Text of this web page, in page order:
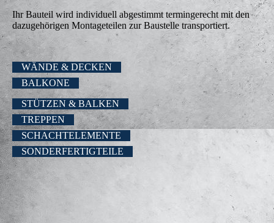
Ihr Bauteil wird individuell ab­ge­stimmt termin­gerecht mit den
dazugehörigen Montage­­teilen zur Bau­stelle transportiert.
WÄNDE & DECKEN
BALKONE
STÜTZEN & BALKEN
TREPPEN
SCHACHTELEMENTE
SONDERFERTIGTEILE